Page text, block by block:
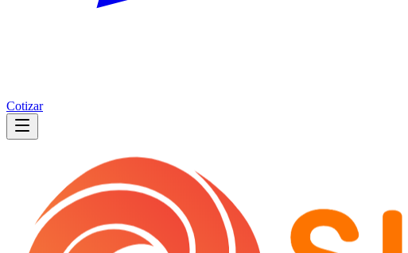
Cotizar